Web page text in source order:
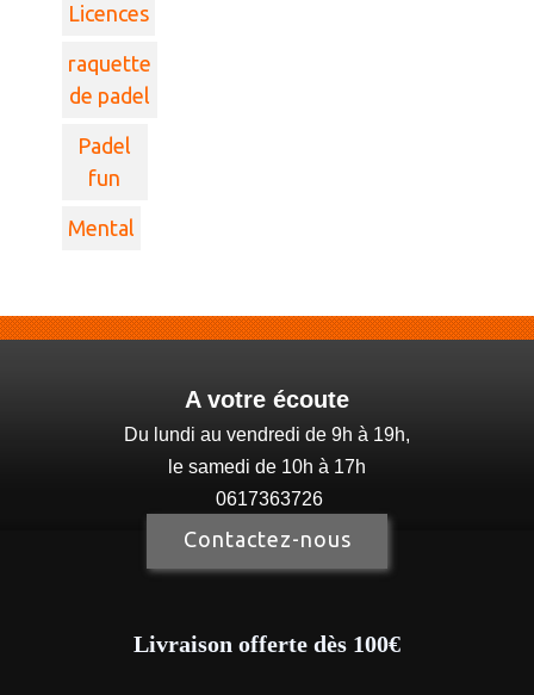
Licences
raquette
de padel
Padel
fun
Mental
A votre écoute
Du lundi au vendredi de 9h à 19h,
le samedi de 10h à 17h
0617363726
Contactez-nous
Livraison offerte dès 100€